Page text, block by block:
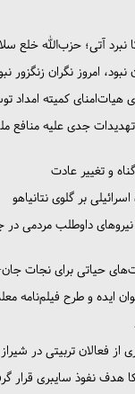
نبرد آتی؛ حزب‌الله خلع
امروز نگران زنگزور
کمیته امداد
تهدیدات جدی علیه منافع
و تغییر عادت
اسرائیلی بر گلوی نتانیاهو
داوطلب مردمی در
حیاتی برای نجات
ایده و طرح فیلم‌نامه
از فعالان تربیتی در شیراز
هدف نفوذ سایبری قرار